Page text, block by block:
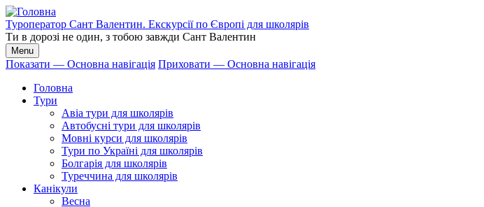
Перейти
до
основного
вмісту
Туроператор Сант Валентин. Екскурсії по Європі для школярів
Ти в дорозі не один, з тобою завжди Сант Валентин
Menu
Основна
навігація
Показати — Основна навігація Приховати — Основна навігація
Головна
Тури
Авіа тури для школярів
Автобусні тури для школярів
Мовні курси для школярів
Тури по Україні для школярів
Болгарія для школярів
Туреччина для школярів
Канікули
Весна